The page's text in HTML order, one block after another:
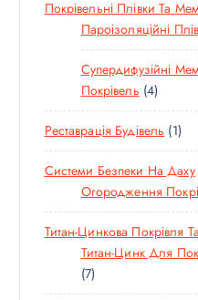
І
В
І
В
Покрівельні Плівки Та
Пароізоляційні
Супердифузійні
Покрівель 44
Т
О
В
А
Р
И
Реставрація Будівель 11
Т
О
В
А
Р
Системи Безпеки На Даху
Огородження
Титан-Цинкова Покрівля
Титан-Цинк Для
77
Т